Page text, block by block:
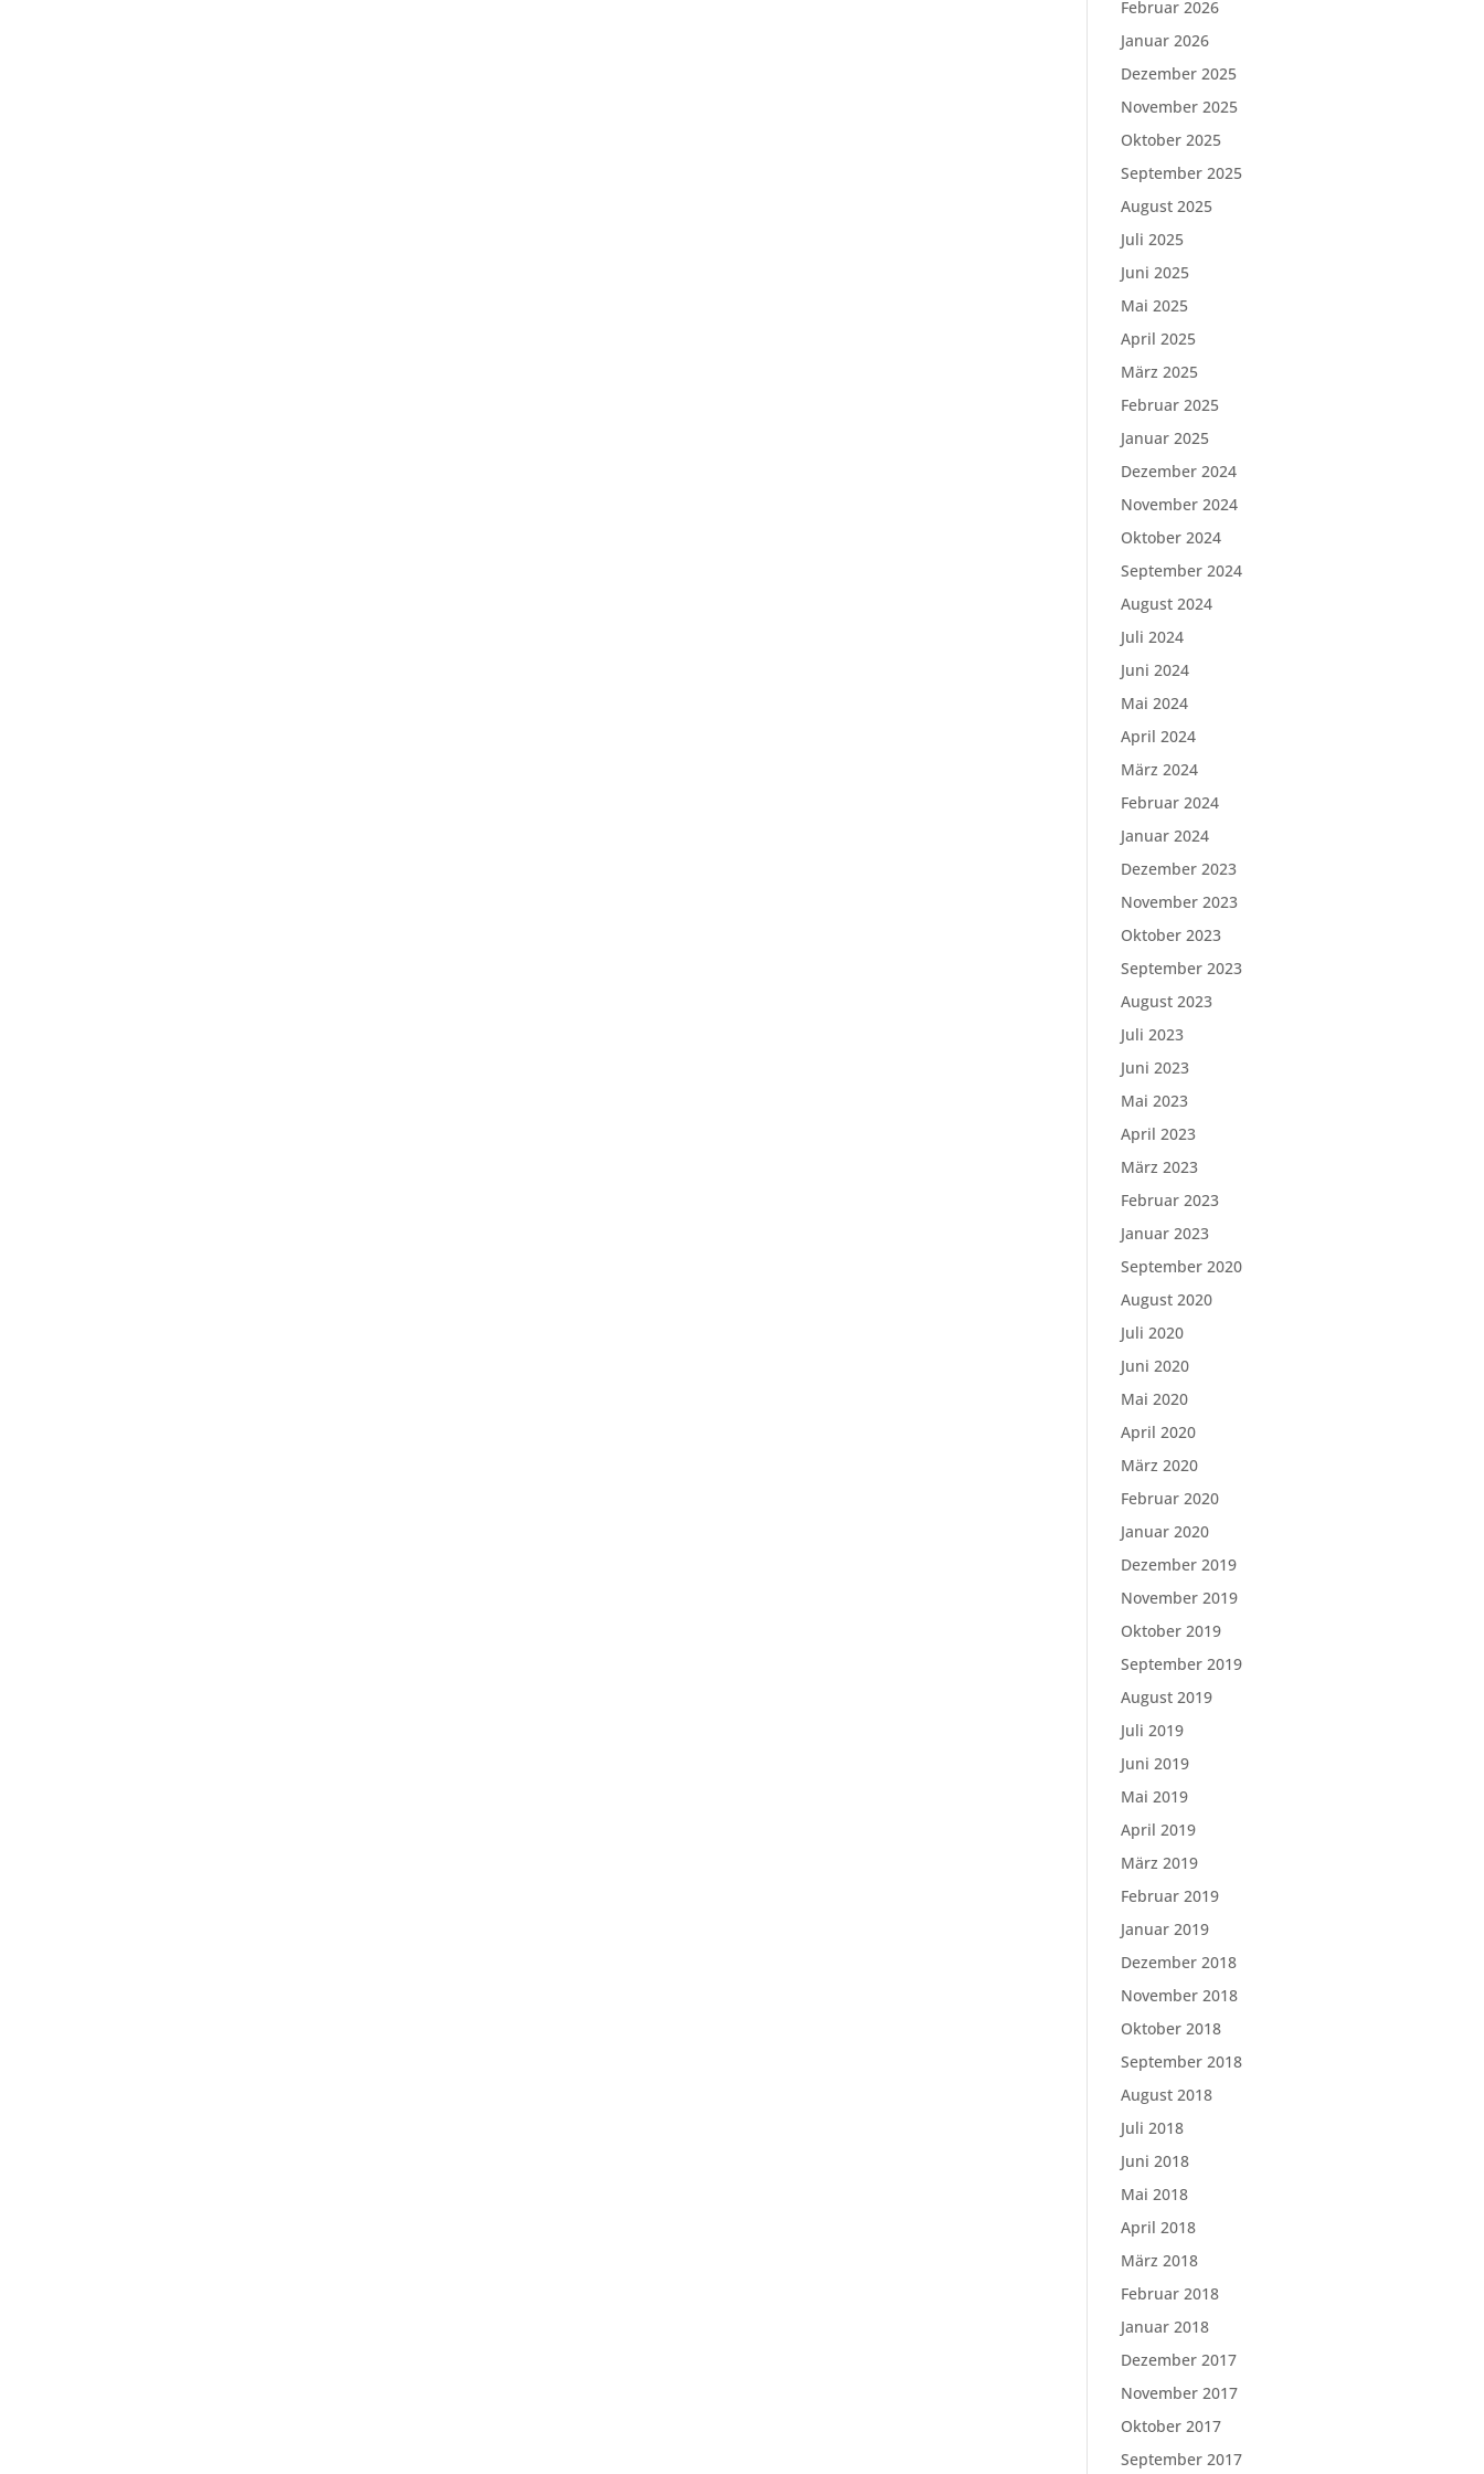
Februar 2026
Januar 2026
Dezember 2025
November 2025
Oktober 2025
September 2025
August 2025
Juli 2025
Juni 2025
Mai 2025
April 2025
März 2025
Februar 2025
Januar 2025
Dezember 2024
November 2024
Oktober 2024
September 2024
August 2024
Juli 2024
Juni 2024
Mai 2024
April 2024
März 2024
Februar 2024
Januar 2024
Dezember 2023
November 2023
Oktober 2023
September 2023
August 2023
Juli 2023
Juni 2023
Mai 2023
April 2023
März 2023
Februar 2023
Januar 2023
September 2020
August 2020
Juli 2020
Juni 2020
Mai 2020
April 2020
März 2020
Februar 2020
Januar 2020
Dezember 2019
November 2019
Oktober 2019
September 2019
August 2019
Juli 2019
Juni 2019
Mai 2019
April 2019
März 2019
Februar 2019
Januar 2019
Dezember 2018
November 2018
Oktober 2018
September 2018
August 2018
Juli 2018
Juni 2018
Mai 2018
April 2018
März 2018
Februar 2018
Januar 2018
Dezember 2017
November 2017
Oktober 2017
September 2017